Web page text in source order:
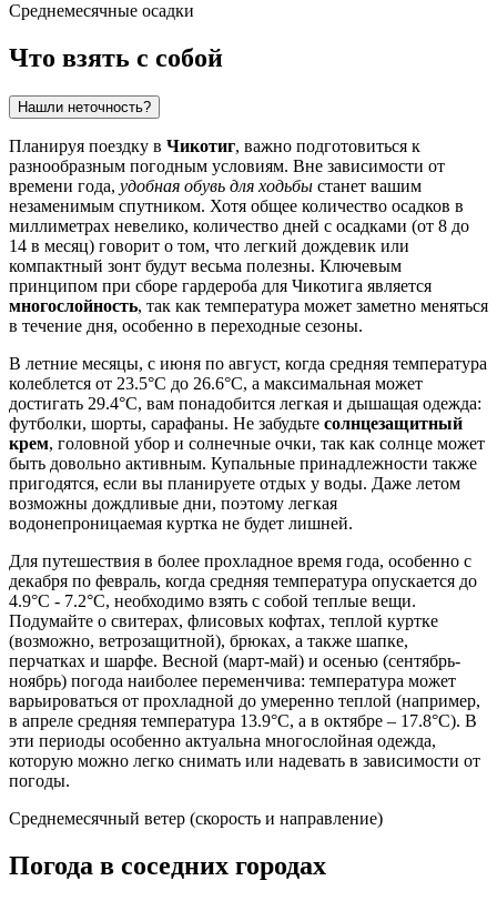
Среднемесячные осадки
Что взять с собой
Нашли неточность?
Планируя поездку в Чикотиг, важно подготовиться к
разнообразным погодным условиям. Вне зависимости от
времени года, удобная обувь для ходьбы станет вашим
незаменимым спутником. Хотя общее количество осадков в
миллиметрах невелико, количество дней с осадками (от 8 до
14 в месяц) говорит о том, что легкий дождевик или
компактный зонт будут весьма полезны. Ключевым
принципом при сборе гардероба для Чикотига является
многослойность, так как температура может заметно меняться
в течение дня, особенно в переходные сезоны.
В летние месяцы, с июня по август, когда средняя температура
колеблется от 23.5°C до 26.6°C, а максимальная может
достигать 29.4°C, вам понадобится легкая и дышащая одежда:
футболки, шорты, сарафаны. Не забудьте солнцезащитный
крем, головной убор и солнечные очки, так как солнце может
быть довольно активным. Купальные принадлежности также
пригодятся, если вы планируете отдых у воды. Даже летом
возможны дождливые дни, поэтому легкая
водонепроницаемая куртка не будет лишней.
Для путешествия в более прохладное время года, особенно с
декабря по февраль, когда средняя температура опускается до
4.9°C - 7.2°C, необходимо взять с собой теплые вещи.
Подумайте о свитерах, флисовых кофтах, теплой куртке
(возможно, ветрозащитной), брюках, а также шапке,
перчатках и шарфе. Весной (март-май) и осенью (сентябрь-
ноябрь) погода наиболее переменчива: температура может
варьироваться от прохладной до умеренно теплой (например,
в апреле средняя температура 13.9°C, а в октябре – 17.8°C). В
эти периоды особенно актуальна многослойная одежда,
которую можно легко снимать или надевать в зависимости от
погоды.
Среднемесячный ветер (скорость и направление)
Погода в соседних городах